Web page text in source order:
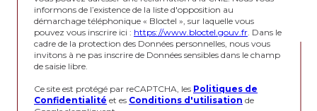
informons de l’existence de la liste d'opposition au
démarchage téléphonique « Bloctel », sur laquelle vous
pouvez vous inscrire ici : https://www.bloctel.gouv.fr . Dans le
cadre de la protection des Données personnelles, nous vous
invitons à ne pas inscrire de Données sensibles dans le champ
de saisie libre.
Ce site est protégé par reCAPTCHA, les Politiques de
Confidentialité et es Conditions d'utilisation de